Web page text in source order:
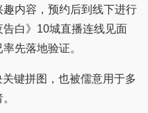
趣内容，预约后到线下进行
白》10城直播连线见面
先落地验证。
键拼图，也被儒意用于多